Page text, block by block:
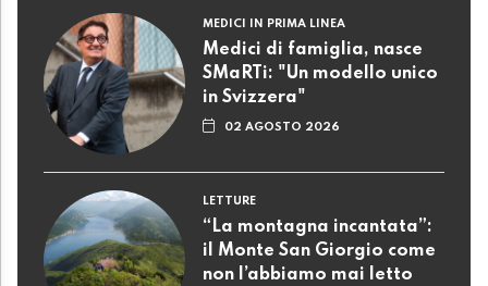
MEDICI IN PRIMA LINEA
Medici di famiglia, nasce
SMaRTi: "Un modello unico
in Svizzera"
02 AGOSTO 2026
LETTURE
“La montagna incantata”:
il Monte San Giorgio come
non l’abbiamo mai letto